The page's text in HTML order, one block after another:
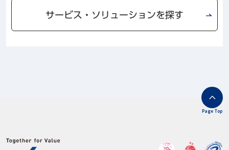
サービス・ソリューションを探す
Page Top